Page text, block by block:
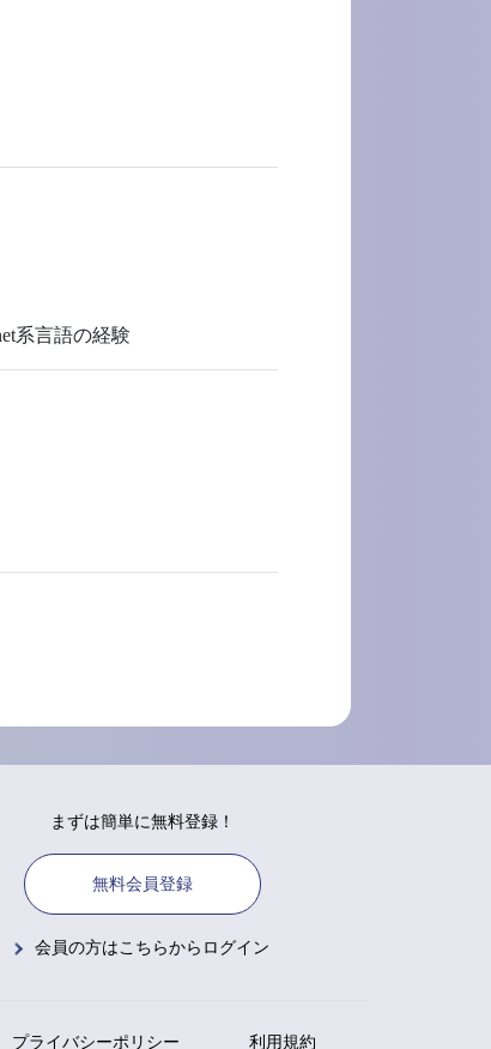
系言語の経験
まずは簡単に無料登録！
無料会員登録
会員の方はこちらからログイン
プライバシーポリシー 利用規約